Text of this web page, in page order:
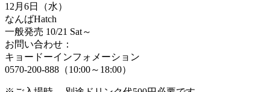
12月6日（水）
なんばHatch
一般発売 10/21 Sat～
お問い合わせ：
キョードーインフォメーション
0570-200-888（10:00～18:00）